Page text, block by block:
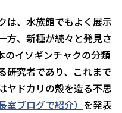
は、水族館でもよく展示
方、新種が続々と発見さ
のイソギンチャクの分類
研究者であり、これまで
ヤドカリの殻を造る不思
室ブログで紹介） を発表